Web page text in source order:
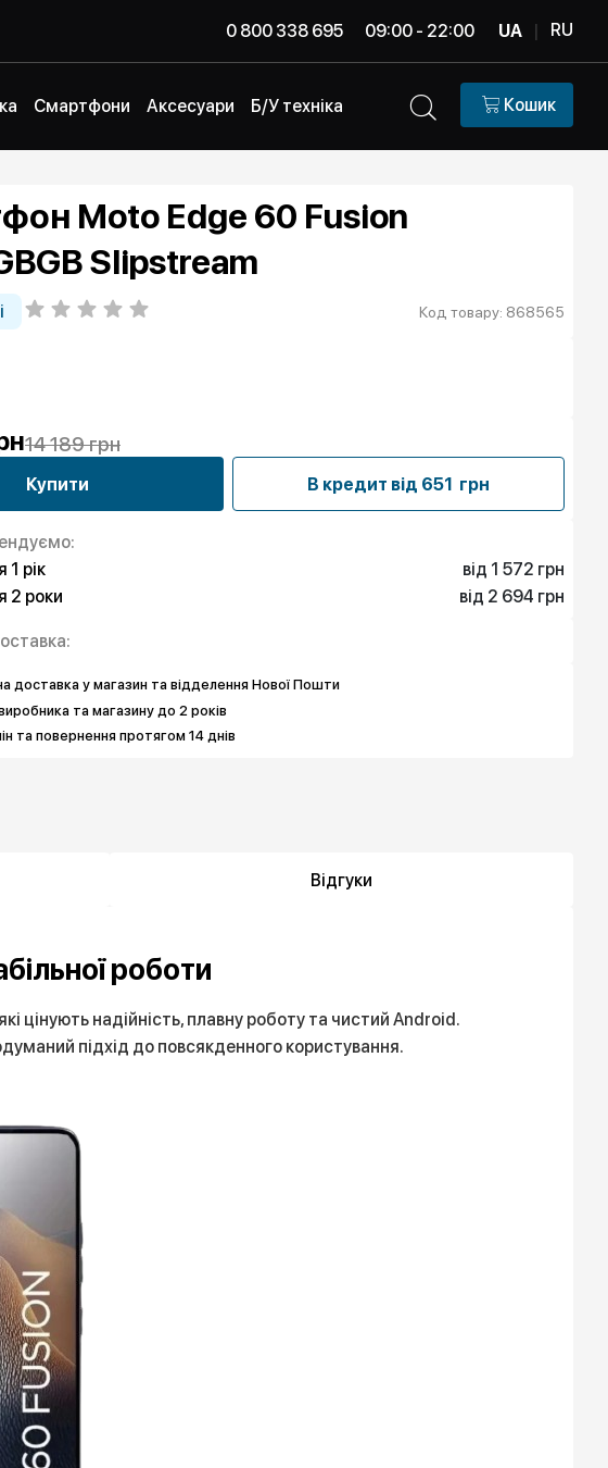
0 800 338 695 09:00 - 22:00 UA | RU
Смартфони Аксесуари Б/У техніка Кошик
Moto Edge 60 Fusion
Slipstream
Код товару: 868565
14 189 грн
Купити В кредит від 651 грн
1 рiк
від 1 572 грн
від браку
1 572 грн
2 роки
від 2 694 грн
екрану
доставка у магазин та відделення Нової Пошти
та магазину до 2 років
та повернення протягом 14 днів
Відгуки
роботи
цінують надійність, плавну роботу та чистий Android.
підхід до повсякденного користування.